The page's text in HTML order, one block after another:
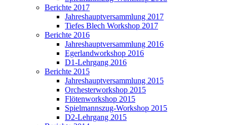
Berichte 2017
Jahreshauptversammlung 2017
Tiefes Blech Workshop 2017
Berichte 2016
Jahreshauptversammlung 2016
Egerlandworkshop 2016
D1-Lehrgang 2016
Berichte 2015
Jahreshauptversammlung 2015
Orchesterworkshop 2015
Flötenworkshop 2015
Spielmannszug-Workshop 2015
D2-Lehrgang 2015